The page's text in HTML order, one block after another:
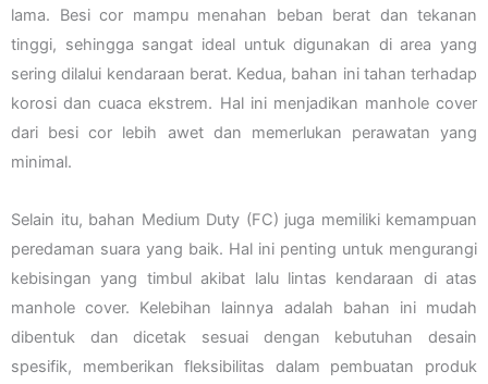
lama. Besi cor mampu menahan beban berat dan tekanan
tinggi, sehingga sangat ideal untuk digunakan di area yang
sering dilalui kendaraan berat. Kedua, bahan ini tahan terhadap
korosi dan cuaca ekstrem. Hal ini menjadikan manhole cover
dari besi cor lebih awet dan memerlukan perawatan yang
minimal.
Selain itu, bahan Medium Duty (FC) juga memiliki kemampuan
peredaman suara yang baik. Hal ini penting untuk mengurangi
kebisingan yang timbul akibat lalu lintas kendaraan di atas
manhole cover. Kelebihan lainnya adalah bahan ini mudah
dibentuk dan dicetak sesuai dengan kebutuhan desain
spesifik, memberikan fleksibilitas dalam pembuatan produk